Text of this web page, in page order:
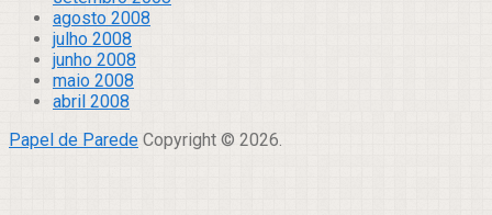
agosto 2008
julho 2008
junho 2008
maio 2008
abril 2008
Papel de Parede Copyright © 2026.